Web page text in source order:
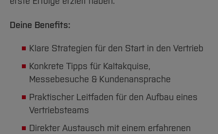
Deine Benefits:
Klare Strategien für den Start in den Vertrieb
Konkrete Tipps für Kaltakquise,
Messebesuche & Kundenansprache
Praktischer Leitfaden für den Aufbau eines
Vertriebsteams
Direkter Austausch mit einem erfahrenen